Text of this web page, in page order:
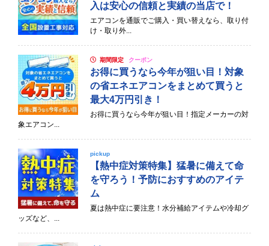
入は安心の信頼と実績の当店で！
エアコンを通販でご購入・買い替えなら、取り付
け・取り外...
期間限定 クーポン
お得に買うなら今年が狙い目！対象
の省エネエアコンをまとめて買うと
最大4万円引き！
お得に買うなら今年が狙い目！指定メーカーの対
象エアコン...
pickup
【熱中症対策特集】猛暑に備えて命
を守ろう！予防におすすめのアイテ
ム
夏は熱中症に要注意！水分補給アイテムや冷却グ
ッズなど、...